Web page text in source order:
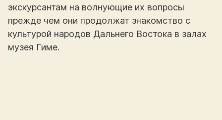
экскурсантам на волнующие их вопросы
прежде чем они продолжат знакомство с
культурой народов Дальнего Востока в залах
музея Гиме.